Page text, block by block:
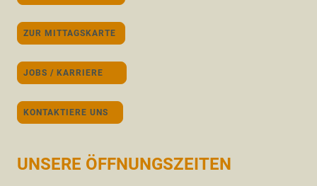
ZUR MITTAGSKARTE
JOBS / KARRIERE
KONTAKTIERE UNS
UNSERE ÖFFNUNGSZEITEN